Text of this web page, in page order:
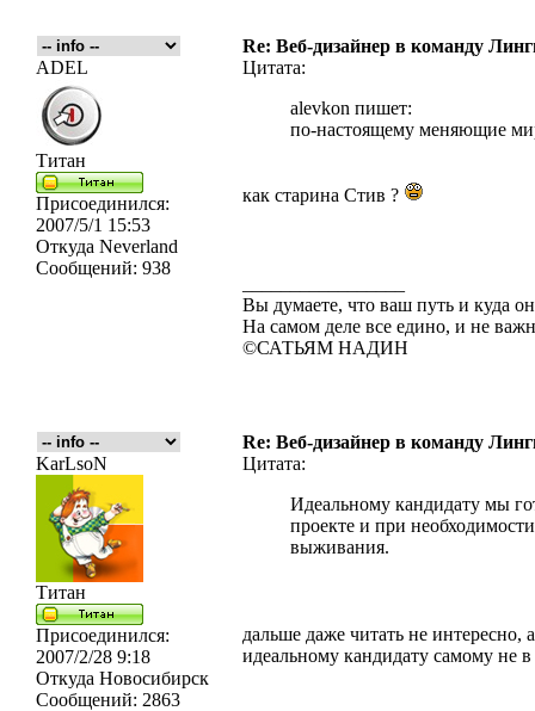
Re: Веб-дизайнер в команду
ADEL
Титан
Присоединился:
2007/5/1 15:53
Откуда Neverland
Сообщений: 938
Цитата:
alevkon пишет:
по-настоящему меняющие
как старина Стив ?
Вы думаете, что ваш путь и куда
На самом деле все едино, и не
©САТЬЯМ НАДИН
Re: Веб-дизайнер в команду
KarLsoN
Титан
Присоединился:
2007/2/28 9:18
Откуда Новосибирск
Сообщений: 2863
Цитата:
Идеальному кандидату мы
проекте и при
выживания.
дальше даже читать не интересно,
идеальному кандидату самому не